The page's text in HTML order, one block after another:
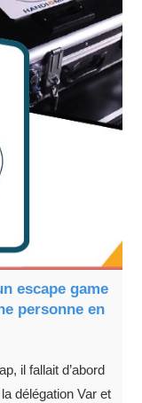
escape game
personne en
il fallait d’abord
délégation Var et